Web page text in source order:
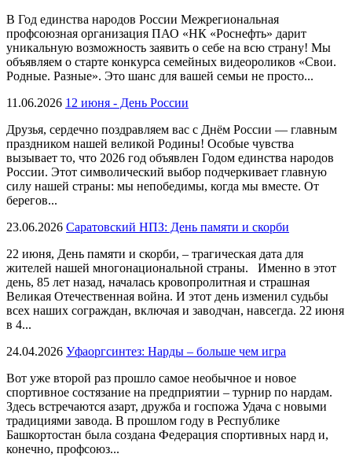
В Год единства народов России Межрегиональная
профсоюзная организация ПАО «НК «Роснефть» дарит
уникальную возможность заявить о себе на всю страну! Мы
объявляем о старте конкурса семейных видеороликов «Свои.
Родные. Разные». Это шанс для вашей семьи не просто...
11.06.2026 12 июня - День России
Друзья, сердечно поздравляем вас с Днём России — главным
праздником нашей великой Родины! Особые чувства
вызывает то, что 2026 год объявлен Годом единства народов
России. Этот символический выбор подчеркивает главную
силу нашей страны: мы непобедимы, когда мы вместе. От
берегов...
23.06.2026 Саратовский НПЗ: День памяти и скорби
22 июня, День памяти и скорби, – трагическая дата для
жителей нашей многонациональной страны. Именно в этот
день, 85 лет назад, началась кровопролитная и страшная
Великая Отечественная война. И этот день изменил судьбы
всех наших сограждан, включая и заводчан, навсегда. 22 июня
в 4...
24.04.2026 Уфаоргсинтез: Нарды – больше чем игра
Вот уже второй раз прошло самое необычное и новое
спортивное состязание на предприятии – турнир по нардам.
Здесь встречаются азарт, дружба и госпожа Удача с новыми
традициями завода. В прошлом году в Республике
Башкортостан была создана Федерация спортивных нард и,
конечно, профсоюз...